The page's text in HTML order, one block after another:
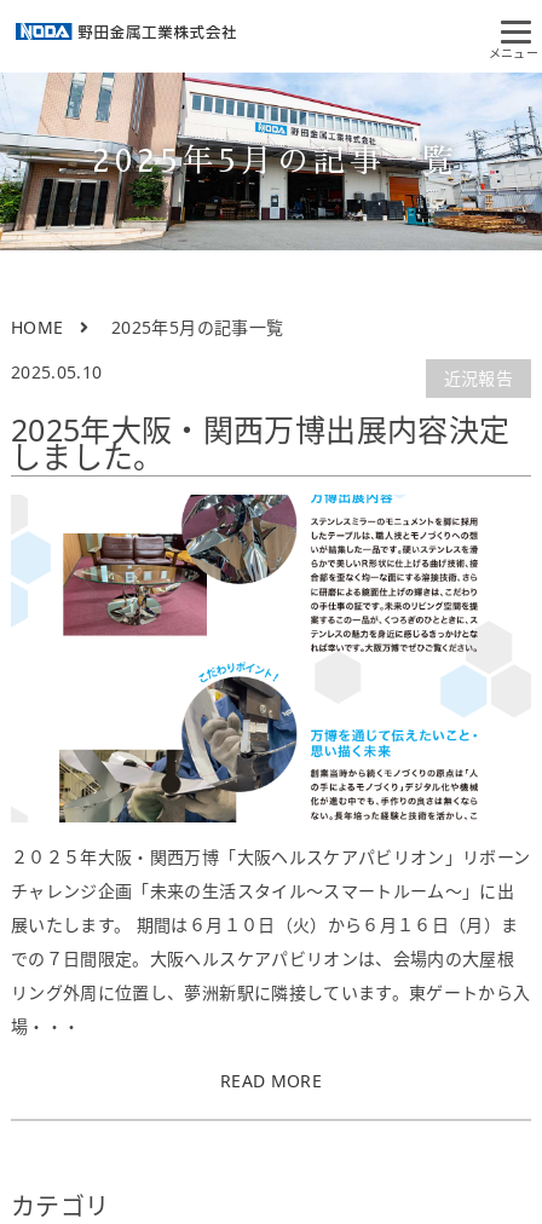
2025年5月の記事一覧
HOME
2025年5月の記事一覧
2025.05.10
近況報告
2025年大阪・関西万博出展内容決定
しました。
２０２５年大阪・関西万博「大阪ヘルスケアパビリオン」リボーン
チャレンジ企画「未来の生活スタイル～スマートルーム～」に出
展いたします。 期間は６月１０日（火）から６月１６日（月）ま
での７日間限定。大阪ヘルスケアパビリオンは、会場内の大屋根
リング外周に位置し、夢洲新駅に隣接しています。東ゲートから入
場・・・
READ MORE
カテゴリ